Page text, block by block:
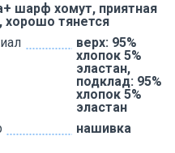
шарф хомут, приятная
хорошо тянется
верх: 95%
хлопок 5%
эластан,
подклад: 95%
хлопок 5%
эластан
нашивка